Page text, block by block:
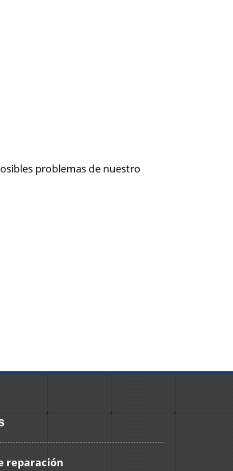
problemas de nuestro
reparación